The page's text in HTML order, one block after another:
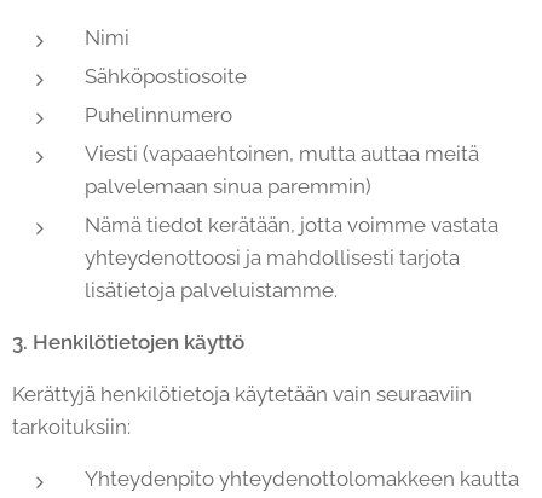
Nimi
Sähköpostiosoite
Puhelinnumero
Viesti (vapaaehtoinen, mutta auttaa meitä
palvelemaan sinua paremmin)
Nämä tiedot kerätään, jotta voimme vastata
yhteydenottoosi ja mahdollisesti tarjota
lisätietoja palveluistamme.
3. Henkilötietojen käyttö
Kerättyjä henkilötietoja käytetään vain seuraaviin
tarkoituksiin:
Yhteydenpito yhteydenottolomakkeen kautta